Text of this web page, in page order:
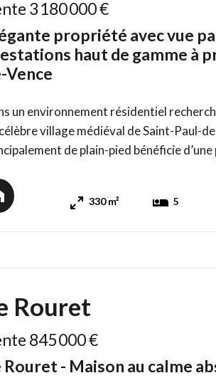
3 180 000 €
propriété avec vue
haut de gamme à
Vence
un environnement résidentiel
village médiéval de Saint-Paul-
de plain-pied bénéficie
meublée avec goût et
luminosité exceptionnelle, ses vo ...
330 m² 5
Rouret
845 000 €
Rouret - Maison au calme